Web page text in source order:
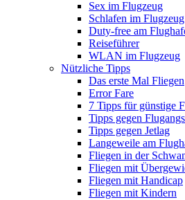
Sex im Flugzeug
Schlafen im Flugzeug
Duty-free am
Reiseführer
WLAN im Flugzeug
Nützliche Tipps
Das erste Mal Fliegen
Error Fare
7 Tipps für günstige
Tipps gegen
Tipps gegen Jetlag
Langeweile am
Fliegen in der
Fliegen mit
Fliegen mit Handicap
Fliegen mit Kindern